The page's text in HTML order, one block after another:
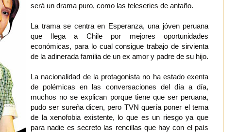
será un drama puro, como las teleseries de antaño.
La trama se centra en Esperanza, una jóven peruana
que llega a Chile por mejores oportunidades
económicas, para lo cual consigue trabajo de sirvienta
de la adinerada familia de un ex amor y padre de su hijo.
La nacionalidad de la protagonista no ha estado exenta
de polémicas en las conversaciones del día a día,
muchos no se explican porque tiene que ser peruana,
pudo ser sureña dicen, pero TVN quería poner el tema
de la xenofobia existente, lo que es un riesgo ya que
para nadie es secreto las rencillas que hay con el país